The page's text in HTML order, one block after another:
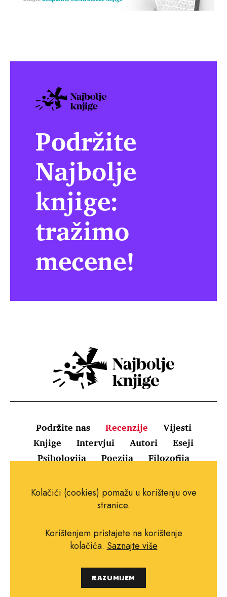
Podržite
Najbolje
knjige:
tražimo
mecene!
Podržite nas Recenzije
Vijesti
Knjige
Intervjui Autori
Eseji
Psihologija
Poezija Filozofija
Uvjeti korištenja
Pravila o kolačićima
Impressum
Copyright © 2010.-2021. najboljeknjige.com.
Kolačići (cookies) pomažu u korištenju ove
stranice.
Korištenjem pristajete na korištenje
kolačića. Saznajte više
RAZUMIJEM